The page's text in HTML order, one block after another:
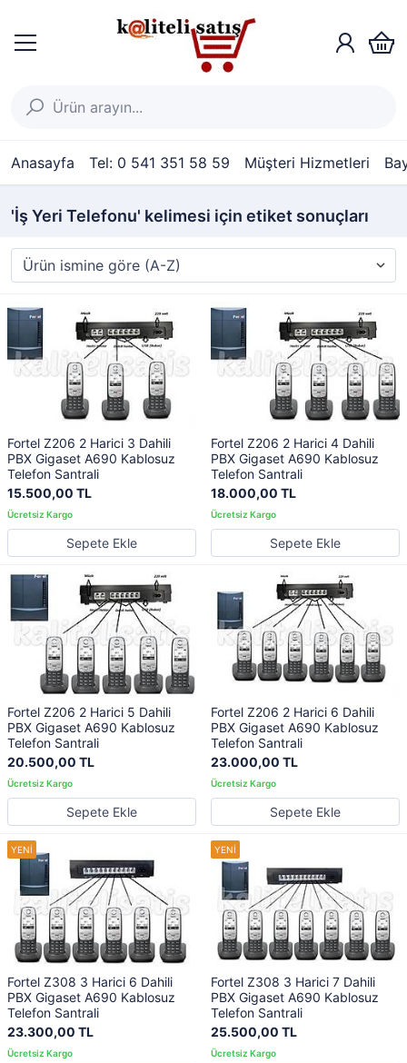
Anasayfa Tel: 0 541 351 58 59 Müşteri Hizmetleri
'İş Yeri Telefonu' kelimesi için etiket sonuçları
Fortel Z206 2 Harici 3 Dahili
PBX Gigaset A690 Kablosuz
Telefon Santrali
15.500,00 TL
Sepete Ekle
Fortel Z206 2 Harici 4 Dahili
PBX Gigaset A690 Kablosuz
Telefon Santrali
18.000,00 TL
Sepete Ekle
Fortel Z206 2 Harici 5 Dahili
PBX Gigaset A690 Kablosuz
Telefon Santrali
20.500,00 TL
Sepete Ekle
Fortel Z206 2 Harici 6 Dahili
PBX Gigaset A690 Kablosuz
Telefon Santrali
23.000,00 TL
Sepete Ekle
Fortel Z308 3 Harici 6 Dahili
PBX Gigaset A690 Kablosuz
Telefon Santrali
23.300,00 TL
Fortel Z308 3 Harici 7 Dahili
PBX Gigaset A690 Kablosuz
Telefon Santrali
25.500,00 TL